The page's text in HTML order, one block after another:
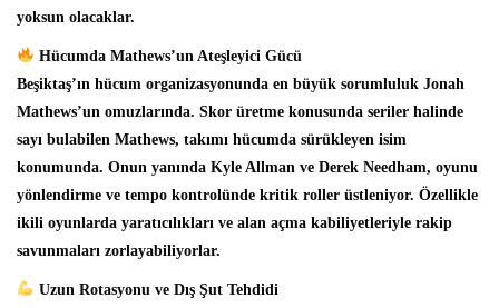
yoksun olacaklar.
Hücumda Mathews’un Ateşleyici Gücü
Beşiktaş’ın hücum organizasyonunda en büyük sorumluluk Jonah
Mathews’un omuzlarında. Skor üretme konusunda seriler halinde
sayı bulabilen Mathews, takımı hücumda sürükleyen isim
konumunda. Onun yanında Kyle Allman ve Derek Needham, oyunu
yönlendirme ve tempo kontrolünde kritik roller üstleniyor. Özellikle
ikili oyunlarda yaratıcılıkları ve alan açma kabiliyetleriyle rakip
savunmaları zorlayabiliyorlar.
Uzun Rotasyonu ve Dış Şut Tehdidi